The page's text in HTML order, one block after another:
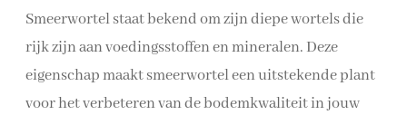
Smeerwortel staat bekend om zijn diepe wortels die
rijk zijn aan voedingsstoffen en mineralen. Deze
eigenschap maakt smeerwortel een uitstekende plant
voor het verbeteren van de bodemkwaliteit in jouw